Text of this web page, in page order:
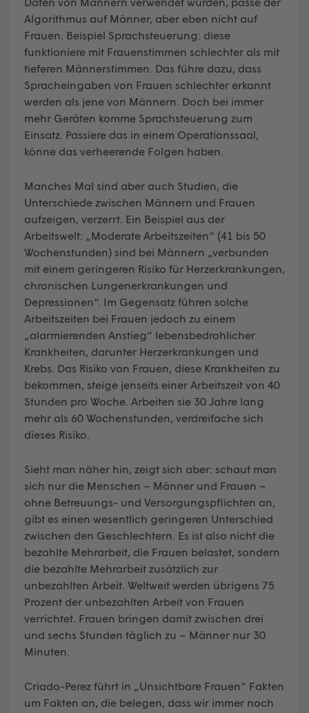
Algorithmus auf Männer, aber eben nicht auf
Frauen. Beispiel Sprachsteuerung: diese
funktioniere mit Frauenstimmen schlechter als mit
tieferen Männerstimmen. Das führe dazu, dass
Spracheingaben von Frauen schlechter erkannt
werden als jene von Männern. Doch bei immer
mehr Geräten komme Sprachsteuerung zum
Einsatz. Passiere das in einem Operationssaal,
könne das verheerende Folgen haben.
Manches Mal sind aber auch Studien, die
Unterschiede zwischen Männern und Frauen
aufzeigen, verzerrt. Ein Beispiel aus der
Arbeitswelt: „Moderate Arbeitszeiten“ (41 bis 50
Wochenstunden) sind bei Männern „verbunden
mit einem geringeren Risiko für Herzerkrankungen,
chronischen Lungenerkrankungen und
Depressionen“. Im Gegensatz führen solche
Arbeitszeiten bei Frauen jedoch zu einem
„alarmierenden Anstieg“ lebensbedrohlicher
Krankheiten, darunter Herzerkrankungen und
Krebs. Das Risiko von Frauen, diese Krankheiten zu
bekommen, steige jenseits einer Arbeitszeit von 40
Stunden pro Woche. Arbeiten sie 30 Jahre lang
mehr als 60 Wochenstunden, verdreifache sich
dieses Risiko.
Sieht man näher hin, zeigt sich aber: schaut man
sich nur die Menschen – Männer und Frauen –
ohne Betreuungs- und Versorgungspflichten an,
gibt es einen wesentlich geringeren Unterschied
zwischen den Geschlechtern. Es ist also nicht die
bezahlte Mehrarbeit, die Frauen belastet, sondern
die bezahlte Mehrarbeit zusätzlich zur
unbezahlten Arbeit. Weltweit werden übrigens 75
Prozent der unbezahlten Arbeit von Frauen
verrichtet. Frauen bringen damit zwischen drei
und sechs Stunden täglich zu – Männer nur 30
Minuten.
Criado-Perez führt in „Unsichtbare Frauen“ Fakten
um Fakten an, die belegen, dass wir immer noch